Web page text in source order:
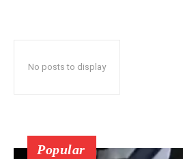
No posts to display
Popular